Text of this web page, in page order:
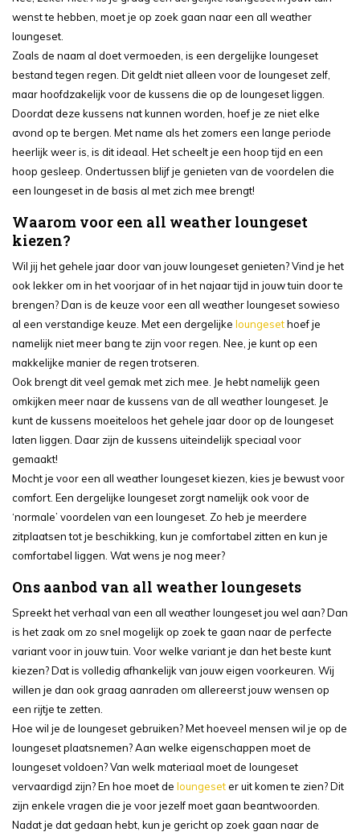
wenst te hebben, moet je op zoek gaan naar een all weather
loungeset.
Zoals de naam al doet vermoeden, is een dergelijke loungeset
bestand tegen regen. Dit geldt niet alleen voor de loungeset zelf,
maar hoofdzakelijk voor de kussens die op de loungeset liggen.
Doordat deze kussens nat kunnen worden, hoef je ze niet elke
avond op te bergen. Met name als het zomers een lange periode
heerlijk weer is, is dit ideaal. Het scheelt je een hoop tijd en een
hoop gesleep. Ondertussen blijf je genieten van de voordelen die
een loungeset in de basis al met zich mee brengt!
Waarom voor een all weather loungeset
kiezen?
Wil jij het gehele jaar door van jouw loungeset genieten? Vind je het
ook lekker om in het voorjaar of in het najaar tijd in jouw tuin door te
brengen? Dan is de keuze voor een all weather loungeset sowieso
al een verstandige keuze. Met een dergelijke loungesethoef je
namelijk niet meer bang te zijn voor regen. Nee, je kunt op een
makkelijke manier de regen trotseren.
Ook brengt dit veel gemak met zich mee. Je hebt namelijk geen
omkijken meer naar de kussens van de all weather loungeset. Je
kunt de kussens moeiteloos het gehele jaar door op de loungeset
laten liggen. Daar zijn de kussens uiteindelijk speciaal voor
gemaakt!
Mocht je voor een all weather loungeset kiezen, kies je bewust voor
comfort. Een dergelijke loungeset zorgt namelijk ook voor de
‘normale’ voordelen van een loungeset. Zo heb je meerdere
zitplaatsen tot je beschikking, kun je comfortabel zitten en kun je
comfortabel liggen. Wat wens je nog meer?
Ons aanbod van all weather loungesets
Spreekt het verhaal van een all weather loungeset jou wel aan? Dan
is het zaak om zo snel mogelijk op zoek te gaan naar de perfecte
variant voor in jouw tuin. Voor welke variant je dan het beste kunt
kiezen? Dat is volledig afhankelijk van jouw eigen voorkeuren. Wij
willen je dan ook graag aanraden om allereerst jouw wensen op
een rijtje te zetten.
Hoe wil je de loungeset gebruiken? Met hoeveel mensen wil je op de
loungeset plaatsnemen? Aan welke eigenschappen moet de
loungeset voldoen? Van welk materiaal moet de loungeset
vervaardigd zijn? En hoe moet de loungeseter uit komen te zien? Dit
zijn enkele vragen die je voor jezelf moet gaan beantwoorden.
Nadat je dat gedaan hebt, kun je gericht op zoek gaan naar de